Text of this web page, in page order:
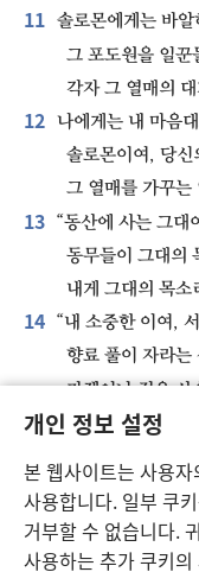
개인 정보 설정
본 웹사이트는 사용
사용합니다. 일부 쿠
거부할 수 없습니다.
사용하는 추가 쿠키
11 솔로몬에게는 바
그 포도원을 일꾼
각자 그 열매의
12 나에게는 내 마음
솔로몬이여, 당신
그 열매를 가꾸는
13 “동산에 사는 그대
동무들이 그대의
내게 그대의 목소
14 “내 소중한 이여,
향료 풀이 자라는
가젤이나 젊은 사
빨리 오세요.”
이전